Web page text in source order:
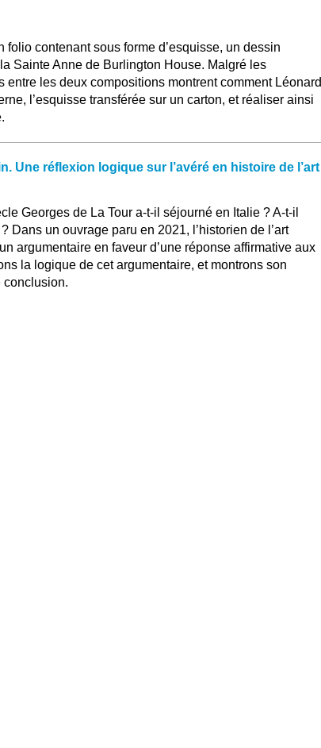
folio contenant sous forme d’esquisse, un dessin
Sainte Anne de Burlington House. Malgré les
entre les deux compositions montrent comment Léonard
l’esquisse transférée sur un carton, et réaliser ainsi
Une réflexion logique sur l’avéré en histoire de l’art
Georges de La Tour a-t-il séjourné en Italie ? A-t-il
Dans un ouvrage paru en 2021, l’historien de l’art
argumentaire en faveur d’une réponse affirmative aux
la logique de cet argumentaire, et montrons son
conclusion.